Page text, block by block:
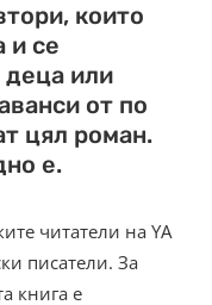
които
и се
деца или
от по
цял роман.
е.
читатели на YA
писатели. За
книга е